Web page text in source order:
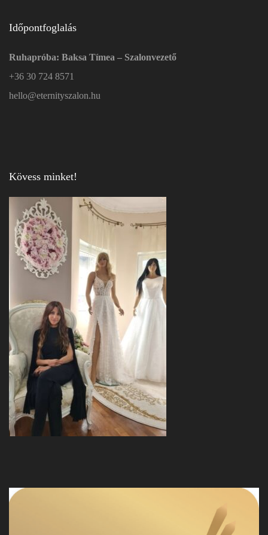
Időpontfoglalás
Ruhapróba: Baksa Tímea – Szalonvezető
+36 30 724 8571
hello@eternityszalon.hu
Kövess minket!